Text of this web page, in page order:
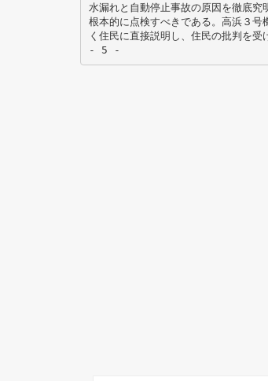
水漏れと自動停止事故の原因を徹底
根本的に点検すべきである。高浜３
く住民に直接説明し、住民の批判を受